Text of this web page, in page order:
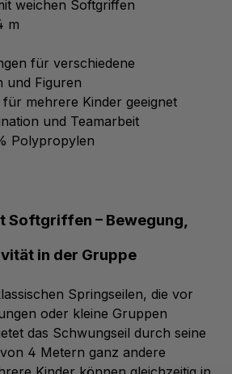
weichen Softgriffen
m
für verschiedene
und Figuren
mehrere Kinder geeignet
und Teamarbeit
Polypropylen
Softgriffen – Bewegung,
in der Gruppe
Springseilen, die vor
oder kleine Gruppen
das Schwungseil durch seine
4 Metern ganz andere